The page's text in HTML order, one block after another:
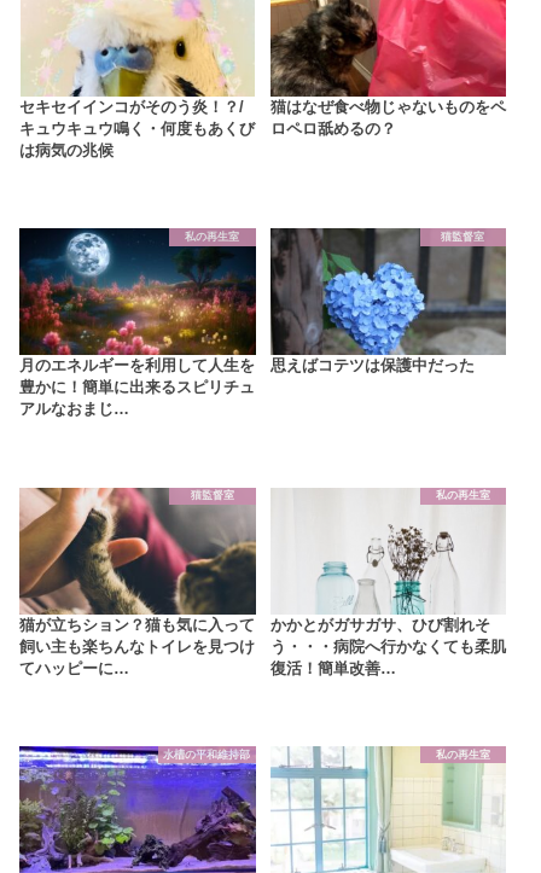
セキセイインコがそのう炎！？/
キュウキュウ鳴く・何度もあくび
は病気の兆候
猫はなぜ食べ物じゃないものをペ
ロペロ舐めるの？
私の再生室
月のエネルギーを利用して人生を
豊かに！簡単に出来るスピリチュ
アルなおまじ…
猫監督室
思えばコテツは保護中だった
猫監督室
猫が立ちション？猫も気に入って
飼い主も楽ちんなトイレを見つけ
てハッピーに…
私の再生室
かかとがガサガサ、ひび割れそ
う・・・病院へ行かなくても柔肌
復活！簡単改善…
水槽の平和維持部 私の再生室